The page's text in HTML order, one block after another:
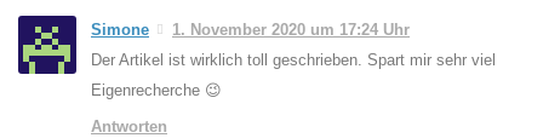
Simone
1. November 2020 um 17:24 Uhr
Der Artikel ist wirklich toll geschrieben. Spart mir sehr viel
Eigenrecherche 😉
Antworten